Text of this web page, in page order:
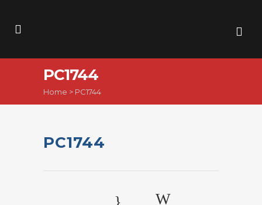
PC1744
Home > PC1744
PC1744